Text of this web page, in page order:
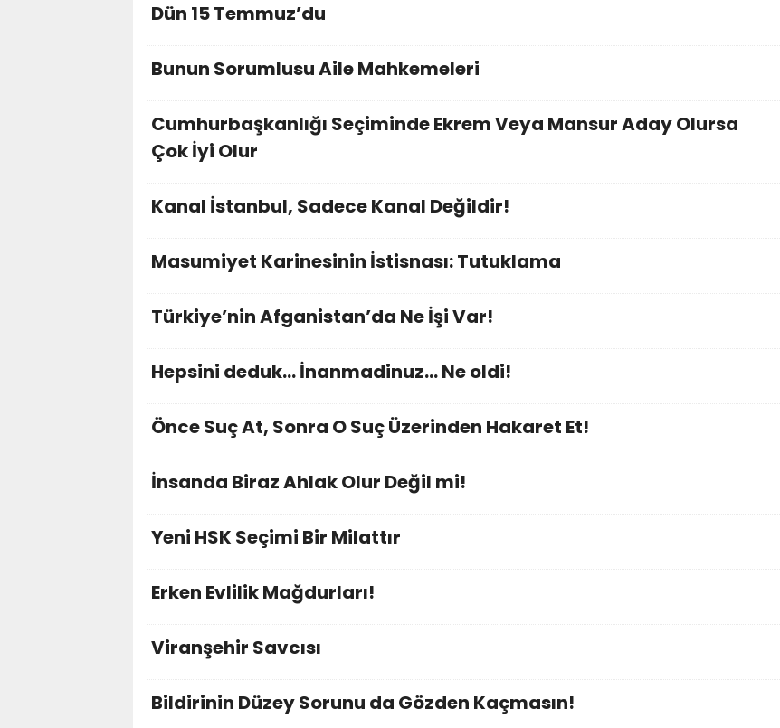
Dün 15 Temmuz’du
Bunun Sorumlusu Aile Mahkemeleri
Cumhurbaşkanlığı Seçiminde Ekrem Veya Mansur Aday Olursa
Çok İyi Olur
Kanal İstanbul, Sadece Kanal Değildir!
Masumiyet Karinesinin İstisnası: Tutuklama
Türkiye’nin Afganistan’da Ne İşi Var!
Hepsini deduk... İnanmadinuz... Ne oldi!
Önce Suç At, Sonra O Suç Üzerinden Hakaret Et!
İnsanda Biraz Ahlak Olur Değil mi!
Yeni HSK Seçimi Bir Milattır
Erken Evlilik Mağdurları!
Viranşehir Savcısı
Bildirinin Düzey Sorunu da Gözden Kaçmasın!